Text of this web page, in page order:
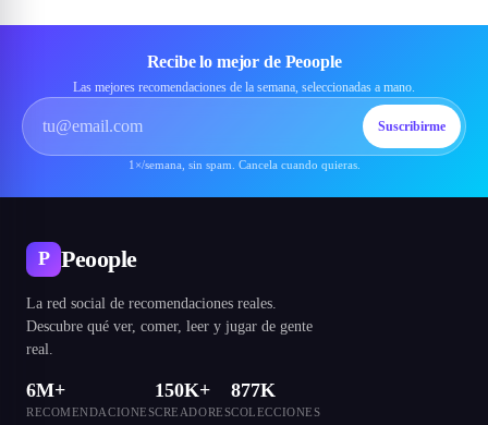
Recibe lo mejor de Peoople
Las mejores recomendaciones de la semana, seleccionadas a mano.
Suscribirme
1×/semana, sin spam. Cancela cuando quieras.
P Peoople
La red social de recomendaciones reales.
Descubre qué ver, comer, leer y jugar de gente
real.
6M+
RECOMENDACIONES
150K+
CREADORES
877K
COLECCIONES